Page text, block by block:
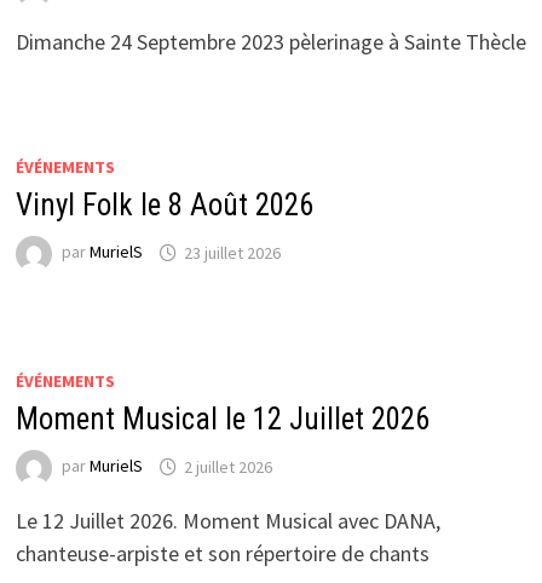
Dimanche 24 Septembre 2023 pèlerinage à Sainte Thècle
ÉVÉNEMENTS
Vinyl Folk le 8 Août 2026
parMurielS 23 juillet 2026
ÉVÉNEMENTS
Moment Musical le 12 Juillet 2026
parMurielS 2 juillet 2026
Le 12 Juillet 2026. Moment Musical avec DANA,
chanteuse-arpiste et son répertoire de chants